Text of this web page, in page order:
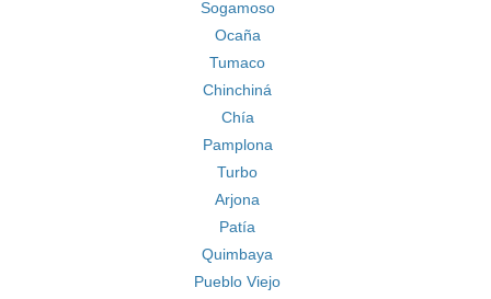
Sogamoso
Ocaña
Tumaco
Chinchiná
Chía
Pamplona
Turbo
Arjona
Patía
Quimbaya
Pueblo Viejo